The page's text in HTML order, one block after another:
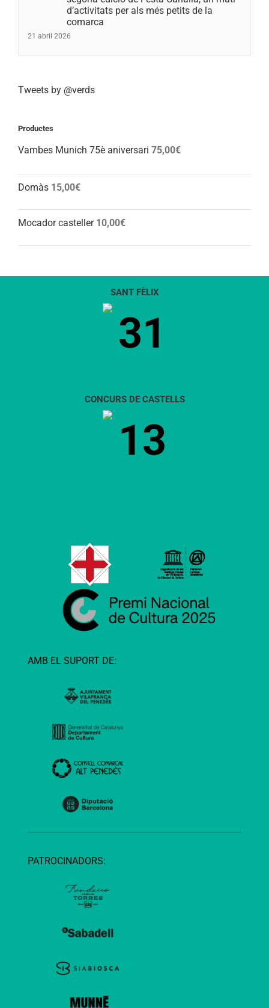
d’activitats per als més petits de la
comarca
21 abril 2026
Tweets by @verds
Productes
Vambes Munich 75è aniversari 75,00€
Domàs 15,00€
Mocador casteller 10,00€
SANT FÈLIX
31
CONCURS DE CASTELLS
13
AMB EL SUPORT DE:
PATROCINADORS: